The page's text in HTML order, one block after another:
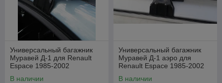
Универсальный багажник
Муравей Д-1 для Renault
Espace 1985-2002
В наличии
Универсальный багажник
Муравей Д-1 аэро для
Renault Espace 1985-2002
В наличии